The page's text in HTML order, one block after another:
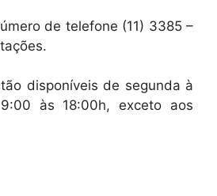
de telefone (11) 3385 –
disponíveis de segunda à
às 18:00h, exceto aos